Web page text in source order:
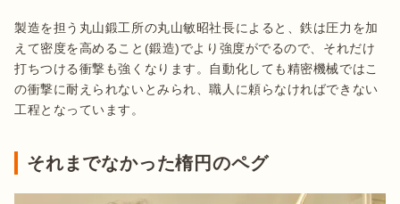
製造を担う丸山鍛工所の丸山敏昭社長によると、鉄は圧力を加
えて密度を高めること(鍛造)でより強度がでるので、それだけ
打ちつける衝撃も強くなります。自動化しても精密機械ではこ
の衝撃に耐えられないとみられ、職人に頼らなければできない
工程となっています。
それまでなかった楕円のペグ